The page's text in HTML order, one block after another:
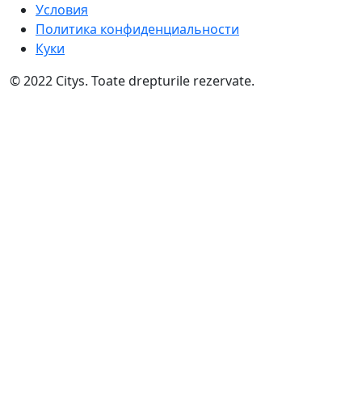
Условия
Политика конфиденциальности
Куки
© 2022 Citys. Toate drepturile rezervate.